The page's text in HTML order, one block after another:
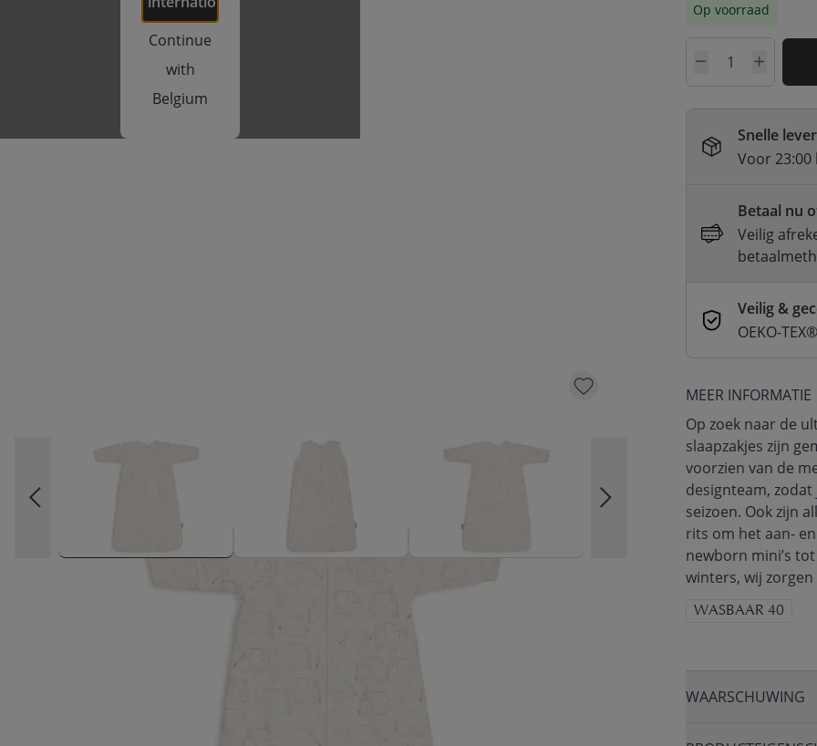
Continue
with
Belgium
Op voorraad
Aantal
Snelle
Voor 23:00
Betaal nu
Veilig
Veilig &
OEKO-
MEER INFORMATIE
Op zoek naar de
slaapzakjes zijn
voorzien van de
designteam,
seizoen. Ook zijn
rits om het aan-
newborn mini’s
winters, wij
WASBAAR 40
WAARSCHUWING